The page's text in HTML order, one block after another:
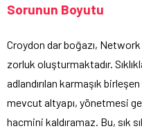
Sorunun Boyutu
Croydon dar boğazı,
zorluk oluşturmaktadır.
adlandırılan karmaşık
mevcut altyapı, yönetmesi
hacmini kaldıramaz. Bu, sık